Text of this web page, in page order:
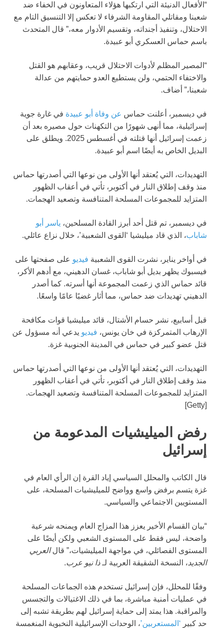
“الأفعال الدنيئة التي ارتكبها هؤلاء المتعاونون في الخفاء ضد
شعبنا ومقاتلي المقاومة الشرفاء لا تعكس إلا التنسيق التام مع
الاحتلال، وتنفيذ أجنداته، وتقسيم الأدوار معه،” قال المتحدث
باسم حماس العسكري أبو عبيدة.
“المصير المظلم لأدوات الاحتلال قريب، وعقابهم هو القتل
والاختفاء الحتمي، ولن يستطيع العدو حمايتهم من عدالة
شعبنا،” أضاف.
في ديسمبر، أعلنت حماس عن وفاة أبو عبيدة في غارة جوية
إسرائيلية، مما أنهى شهورًا من التكهنات حول مصيره بعد أن
زعمت إسرائيل أنها قتلته في أغسطس 2025. ويطلق على
البديل الخاص به أيضًا اسم أبو عبيدة.
التهديدات، التي يُعتقد أنها الأولى من نوعها التي أصدرتها حماس
منذ وقف إطلاق النار في أكتوبر، تأتي في أعقاب الظهور
المتزايد للمجموعات المسلحة المتنافسة وتصعيد الهجمات.
في ديسمبر، تم قتل أحد أبرز القادة المسلحين، ياسر أبو
شاباب، الذي قاد ميليشيا ‘القوى الشعبية’، خلال نزاع عائلي.
في أواخر يناير، نشرت القوى الشعبية فيديو على صفحتها على
فيسبوك يظهر بديل أبو شاباب، غسان الدهيني، مع أدهم الأكر،
قائد حماس الذي زعمت المجموعة أنها أسرته. كما أصدر
الدهيني تهديدات ضد حماس، مما أثار غضبًا عامًا واسعًا.
قبل أسابيع، نشر حسام الأشتال، قائد ميليشيا قوات مكافحة
الإرهاب المتمركزة في خان يونس، فيديو يدعي أنه مسؤول عن
قتل عضو كبير في حماس في المدينة الجنوبية غزة.
التهديدات، التي يُعتقد أنها الأولى من نوعها التي أصدرتها حماس
منذ وقف إطلاق النار في أكتوبر، تأتي في أعقاب الظهور
المتزايد للمجموعات المسلحة المتنافسة وتصعيد الهجمات.
[Getty]
رفض الميليشيات المدعومة من
إسرائيل
قال الكاتب والمحلل السياسي إياد القرة إن الرأي العام في
غزة يتسم برفض واسع وواضح للميليشيات المسلحة، على
المستويين الاجتماعي والسياسي.
“بيان القسام الأخير يعزز هذا المزاج العام ويمنحه شرعية
واضحة، ليس فقط على المستوى الشعبي ولكن أيضًا على
المستوى الفصائلي، في مواجهة الميليشيات،” قالالعربي
الجديد، النسخة الشقيقة العربية لـ ذا نيو عرب.
وفقًا للمحلل، فإن إسرائيل تستخدم هذه الجماعات المسلحة
في عمليات أمنية مباشرة، بما في ذلك الاغتيالات والتجسس
والمراقبة. هذا يمتد إلى حماية إسرائيل لهم بطريقة تشبه إلى
حد كبير ‘المستعربين’، الوحدات الإسرائيلية النخبوية المنغمسة